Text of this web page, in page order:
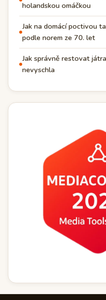
holandskou omáčkou
Jak na domácí poctivou
podle norem ze 70. let
Jak správně restovat
nevyschla